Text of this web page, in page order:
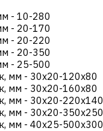
- 10-280
- 20-170
- 20-220
- 20-350
- 25-500
мм - 30х20-120х80
мм - 30х20-160х80
мм - 30х20-220х140
мм - 30х20-350х250
мм - 40х25-500х300